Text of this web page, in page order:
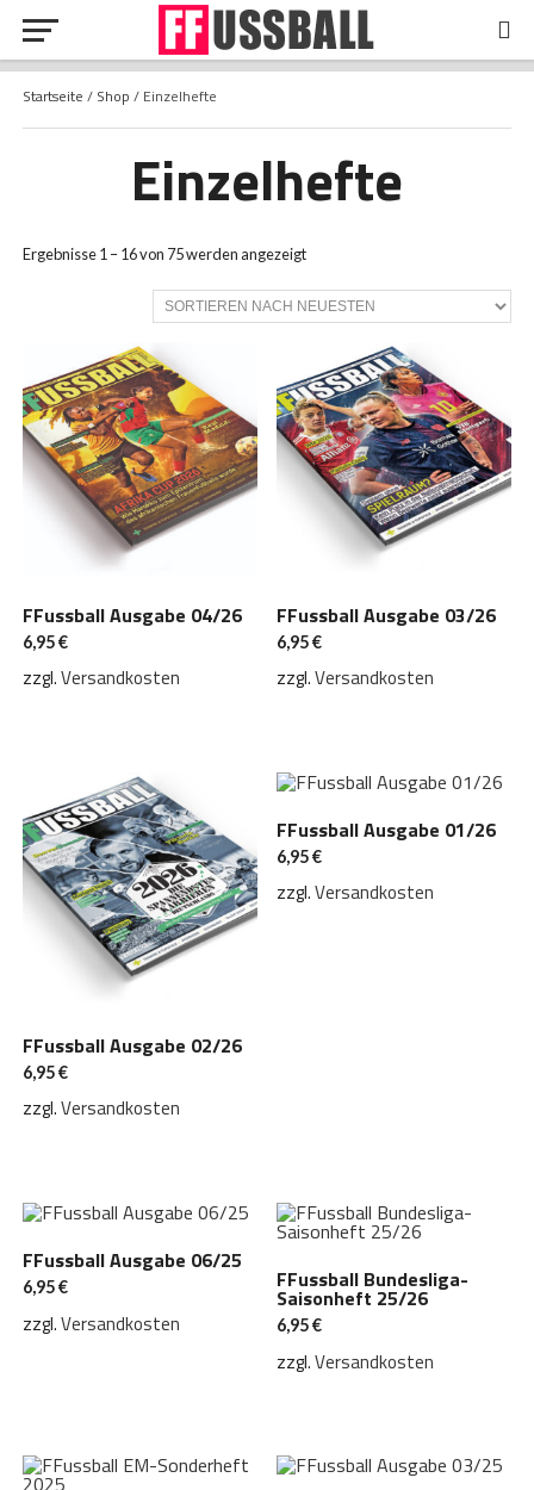
Startseite / Shop / Einzelhefte
Einzelhefte
Ergebnisse 1 – 16 von 75 werden angezeigtNach
sortiert
FFussball Ausgabe 04/26
6,95€
zzgl.Versandkosten
FFussball Ausgabe 03/26
6,95€
zzgl.Versandkosten
FFussball Ausgabe 02/26
6,95€
zzgl.Versandkosten
FFussball Ausgabe 01/26
6,95€
zzgl.Versandkosten
FFussball Ausgabe 06/25
6,95€
zzgl.Versandkosten
FFussball Bundesliga-
Saisonheft 25/26
6,95€
zzgl.Versandkosten